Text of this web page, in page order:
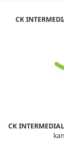
CK
CK